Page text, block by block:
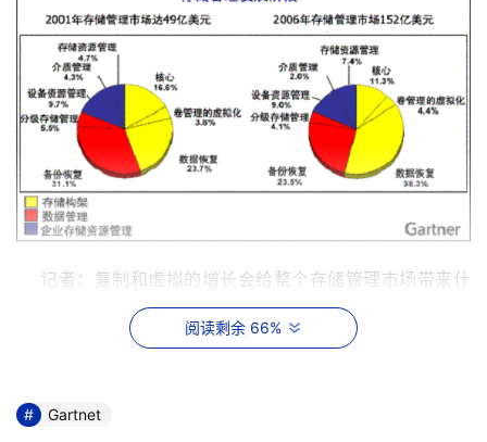
记者：复制和虚拟的增长会给整个存储管理市场带来什
阅读剩余 66%
Gartnet